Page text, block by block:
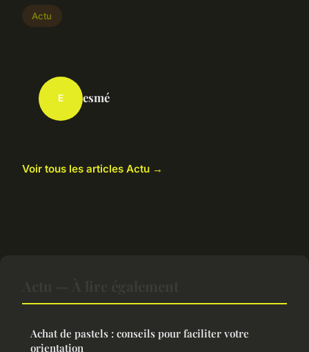
Actu
E esmé
Voir tous les articles Actu →
Achat de pastels : conseils pour faciliter votre
orientation